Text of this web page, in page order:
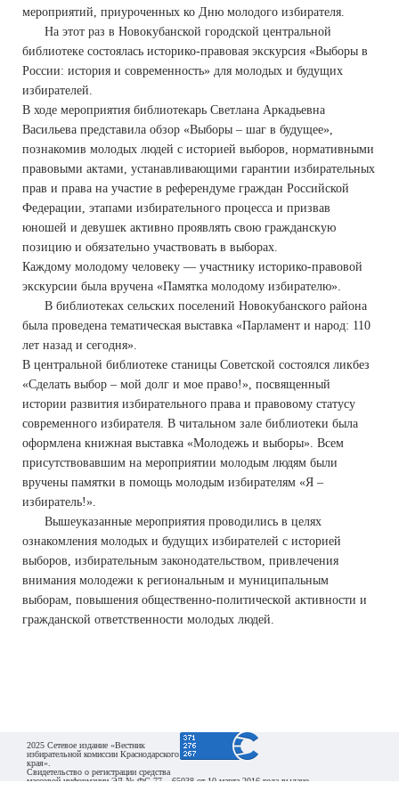
мероприятий, приуроченных ко Дню молодого избирателя.
На этот раз в Новокубанской городской центральной
библиотеке состоялась историко-правовая экскурсия «Выборы в
России: история и современность» для молодых и будущих
избирателей.
В ходе мероприятия библиотекарь Светлана Аркадьевна
Васильева представила обзор «Выборы – шаг в будущее»,
познакомив молодых людей с историей выборов, нормативными
правовыми актами, устанавливающими гарантии избирательных
прав и права на участие в референдуме граждан Российской
Федерации, этапами избирательного процесса и призвав
юношей и девушек активно проявлять свою гражданскую
позицию и обязательно участвовать в выборах.
Каждому молодому человеку — участнику историко-правовой
экскурсии была вручена «Памятка молодому избирателю».
В библиотеках сельских поселений Новокубанского района
была проведена тематическая выставка «Парламент и народ: 110
лет назад и сегодня».
В центральной библиотеке станицы Советской состоялся ликбез
«Сделать выбор – мой долг и мое право!», посвященный
истории развития избирательного права и правовому статусу
современного избирателя. В читальном зале библиотеки была
оформлена книжная выставка «Молодежь и выборы». Всем
присутствовавшим на мероприятии молодым людям были
вручены памятки в помощь молодым избирателям «Я –
избиратель!».
Вышеуказанные мероприятия проводились в целях
ознакомления молодых и будущих избирателей с историей
выборов, избирательным законодательством, привлечения
внимания молодежи к региональным и муниципальным
выборам, повышения общественно-политической активности и
гражданской ответственности молодых людей.
2025 Сетевое издание «Вестник
избирательной комиссии Краснодарского
края».
Свидетельство о регистрации средства
массовой информации ЭЛ № ФС 77 – 65038 от 10 марта 2016 года выдано